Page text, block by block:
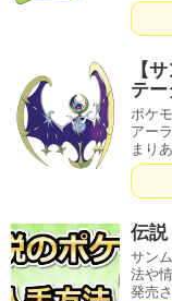
【
テー
ポケ
アー
まり
伝説
サン
法や
発売